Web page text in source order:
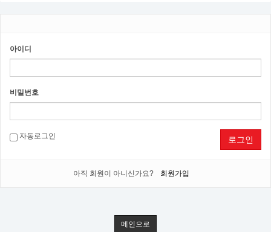
아이디
비밀번호
자동로그인 로그인
아직 회원이 아니신가요? 회원가입
메인으로